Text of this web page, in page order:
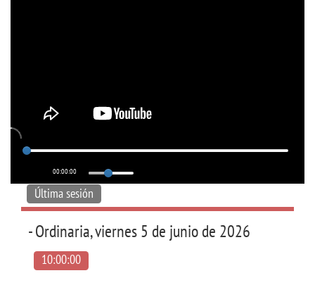
00:00:00
Última sesión
- Ordinaria, viernes 5 de junio de 2026
10:00:00